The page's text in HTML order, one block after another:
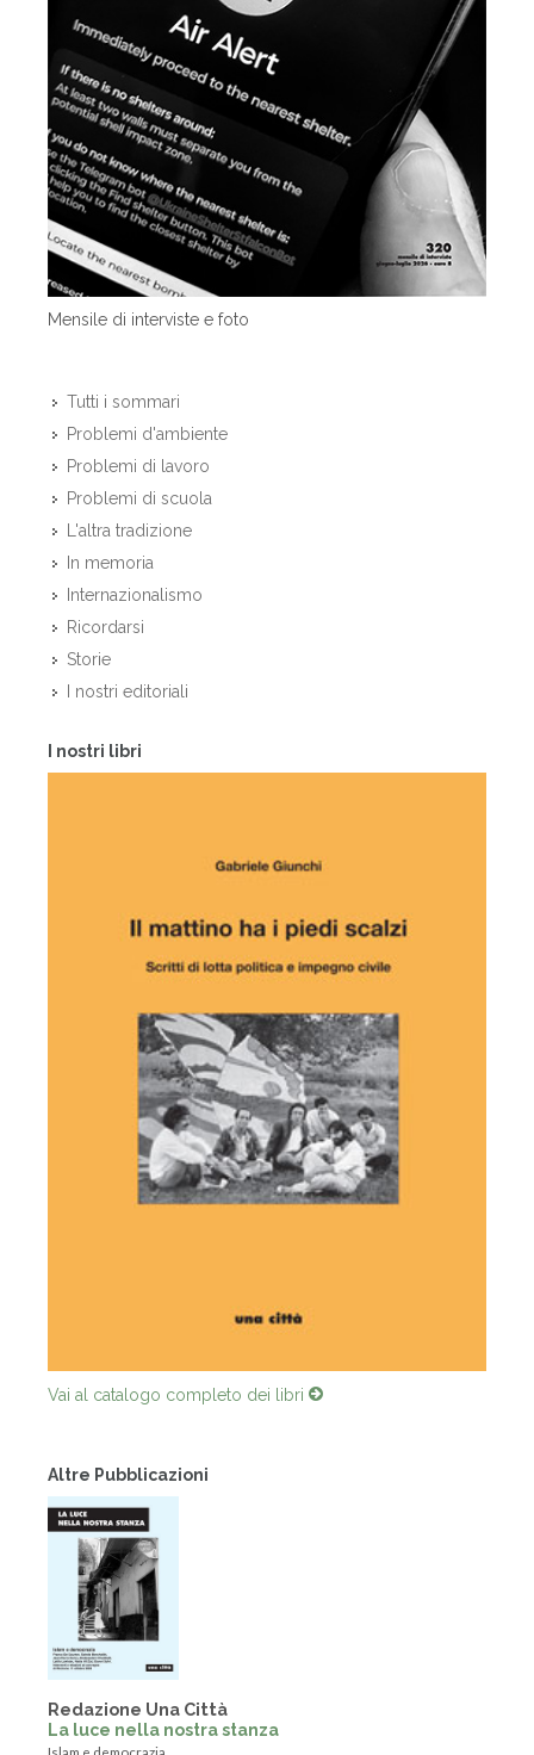
Mensile di interviste e foto
Tutti i sommari
Problemi d'ambiente
Problemi di lavoro
Problemi di scuola
L'altra tradizione
In memoria
Internazionalismo
Ricordarsi
Storie
I nostri editoriali
I nostri libri
Vai al catalogo completo dei libri
Altre Pubblicazioni
Redazione Una Città
La luce nella nostra stanza
Islam e democrazia